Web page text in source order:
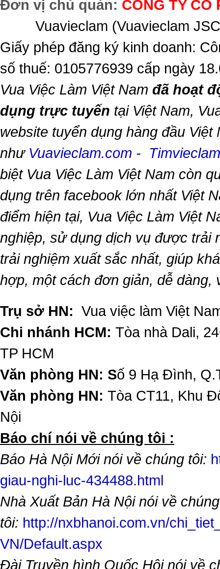
Đơn vị chủ quản: CÔNG TY CỔ
Vuavieclam (Vuavieclam
Giấy phép đăng ký kinh doanh:
số thuế: 0105776939 cấp ngày
Vua Việc Làm Việt Nam đã hoạt
dụng trực tuyến tại Việt Nam,
website tuyển dụng hàng đầu Việt
như Vuavieclam.com -
biệt Vua Việc Làm Việt Nam còn
dụng trên facebook lớn nhất Việt
điểm hiện tại, Vua Việc Làm Việt
nghiệp, sử dụng dịch vụ được trải
trải nghiệm xuất sắc nhất, giúp
hợp, một cách đơn giản, dễ dàng,
Trụ sở HN: Vua việc làm Việt
Chi nhánh HCM: Tòa nhà Dali,
TP HCM
Văn phòng HN: Số 9 Hạ Đình,
Văn phòng HN: Tòa CT11, Khu
Nội
​Báo chí nói về chúng tôi :
Báo Hà Nội Mới nói về chúng tôi:
giau-nghi-luc-434488.html
Nhà Xuất Bản Hà Nội nói về chúng
tôi: http://nxbhanoi.com.vn/
VN/Default.aspx
Đài Truyền hình Quốc Hội nói về